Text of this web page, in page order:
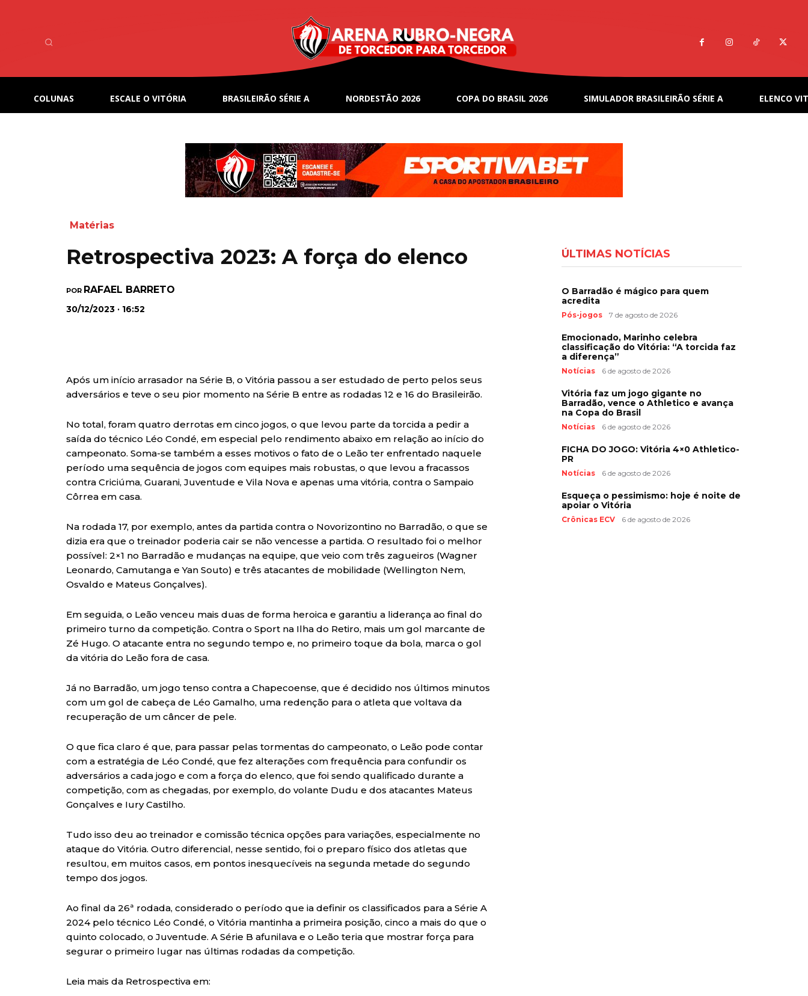
COLUNAS ESCALE O VITÓRIA BRASILEIRÃO SÉRIE A NORDESTÃO 2026 COPA DO BRASIL 2026 SIMULADOR BRASILEIRÃO SÉRIE A ELENCO
Matérias
Retrospectiva 2023: A força do elenco
POR RAFAEL BARRETO
30/12/2023 · 16:52
Após um início arrasador na Série B, o Vitória passou a ser estudado de perto pelos seus
adversários e teve o seu pior momento na Série B entre as rodadas 12 e 16 do Brasileirão.
No total, foram quatro derrotas em cinco jogos, o que levou parte da torcida a pedir a
saída do técnico Léo Condé, em especial pelo rendimento abaixo em relação ao início do
campeonato. Soma-se também a esses motivos o fato de o Leão ter enfrentado naquele
período uma sequência de jogos com equipes mais robustas, o que levou a fracassos
contra Criciúma, Guarani, Juventude e Vila Nova e apenas uma vitória, contra o Sampaio
Côrrea em casa.
Na rodada 17, por exemplo, antes da partida contra o Novorizontino no Barradão, o que se
dizia era que o treinador poderia cair se não vencesse a partida. O resultado foi o melhor
possível: 2×1 no Barradão e mudanças na equipe, que veio com três zagueiros (Wagner
Leonardo, Camutanga e Yan Souto) e três atacantes de mobilidade (Wellington Nem,
Osvaldo e Mateus Gonçalves).
Em seguida, o Leão venceu mais duas de forma heroica e garantiu a liderança ao final do
primeiro turno da competição. Contra o Sport na Ilha do Retiro, mais um gol marcante de
Zé Hugo. O atacante entra no segundo tempo e, no primeiro toque da bola, marca o gol
da vitória do Leão fora de casa.
Já no Barradão, um jogo tenso contra a Chapecoense, que é decidido nos últimos minutos
com um gol de cabeça de Léo Gamalho, uma redenção para o atleta que voltava da
recuperação de um câncer de pele.
O que fica claro é que, para passar pelas tormentas do campeonato, o Leão pode contar
com a estratégia de Léo Condé, que fez alterações com frequência para confundir os
adversários a cada jogo e com a força do elenco, que foi sendo qualificado durante a
competição, com as chegadas, por exemplo, do volante Dudu e dos atacantes Mateus
Gonçalves e Iury Castilho.
Tudo isso deu ao treinador e comissão técnica opções para variações, especialmente no
ataque do Vitória. Outro diferencial, nesse sentido, foi o preparo físico dos atletas que
resultou, em muitos casos, em pontos inesquecíveis na segunda metade do segundo
tempo dos jogos.
Ao final da 26ª rodada, considerado o período que ia definir os classificados para a Série A
2024 pelo técnico Léo Condé, o Vitória mantinha a primeira posição, cinco a mais do que o
quinto colocado, o Juventude. A Série B afunilava e o Leão teria que mostrar força para
segurar o primeiro lugar nas últimas rodadas da competição.
Leia mais da Retrospectiva em:
ÚLTIMAS NOTÍCIAS
O Barradão é mágico para quem
acredita
Pós-jogos 7 de agosto de 2026
Emocionado, Marinho celebra
classificação do Vitória: “A torcida faz
a diferença”
Notícias 6 de agosto de 2026
Vitória faz um jogo gigante no
Barradão, vence o Athletico e avança
na Copa do Brasil
Notícias 6 de agosto de 2026
FICHA DO JOGO: Vitória 4×0 Athletico-
PR
Notícias 6 de agosto de 2026
Esqueça o pessimismo: hoje é noite de
apoiar o Vitória
Crônicas ECV 6 de agosto de 2026